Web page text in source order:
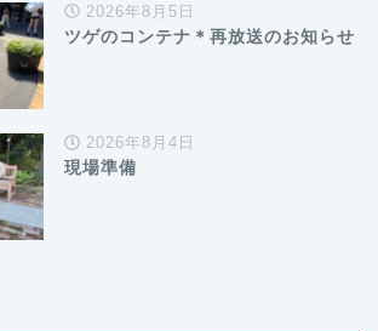
2026年8月5日
ツゲのコンテナ＊再放送のお知らせ
2026年8月4日
現場準備